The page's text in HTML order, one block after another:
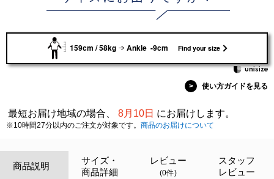
159cm / 58kg Ankle -9cm Find your size
> 使い方ガイドを見る
最短お届け地域の場合、 8月10日 にお届けします。
※10時間27分以内のご注文が対象です。 商品のお届けについて
商品説明
サイズ・
商品詳細
レビュー
(0件)
スタッフ
レビュー